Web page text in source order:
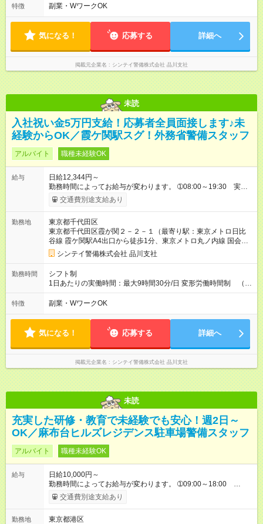
実働10:30、休憩02:00 ➁20:30～09:00 実働10:30、休憩02:00
特徴 副業・WワークOK
気になる！ 応募する 詳細へ
掲載元企業名 シンテイ警備株式会社 品川支社
未読
入社祝い金5万円支給！応募者全員面接します♪未
経験からOK／霞ケ関駅スグ！外務省警備スタッフ
アルバイト 職種未経験OK
給与
日給12,344円～
勤務時間によってお給与が変わります。 ➀08:00～19:30 実働
09:30、休憩02:00 ※他時間帯のお仕事もございます。 ※別途資
格手当がございます。 例：自衛消防技術認定 500円/日
250円/日 交通誘導検定２級 250円/日 空港保
安検定２級 250円/日 など 【試用期間】試用期間なし
交通費別途支給あり
勤務地
東京都千代田区
東京都千代田区霞が関２－２－１（最寄り駅：東京メトロ日比
谷線 霞ケ関駅A4出口から徒歩1分、東京メトロ丸ノ内線 国会議
事堂前駅から徒歩5分、東京メトロ南北線 溜池山王駅から徒歩
シンテイ警備株式会社 品川支社
勤務時間
シフト制
1日あたりの実働時間：最大9時間30分/日 変形労働時間制 （想
定労働時間 172時間/月） 【シフト例】 ➀08:00～19:30 実働
09:30、休憩02:00 ※他の勤務時間もございますでのご相談くだ
特徴 副業・WワークOK
気になる！ 応募する 詳細へ
掲載元企業名 シンテイ警備株式会社 品川支社
未読
充実した研修・教育で未経験でも安心！週2日～
OK／麻布台ヒルズレジデンス駐車場警備スタッフ
アルバイト 職種未経験OK
給与
日給10,000円～
勤務時間によってお給与が変わります。 ➀09:00～18:00
10,000円～ ➁08:00～20:00 13,126円～ ➂13:00～22:00
10,000円～ ※別途資格手当がございます。 例：自衛消防技術
交通費別途支給あり
勤務地
東京都港区